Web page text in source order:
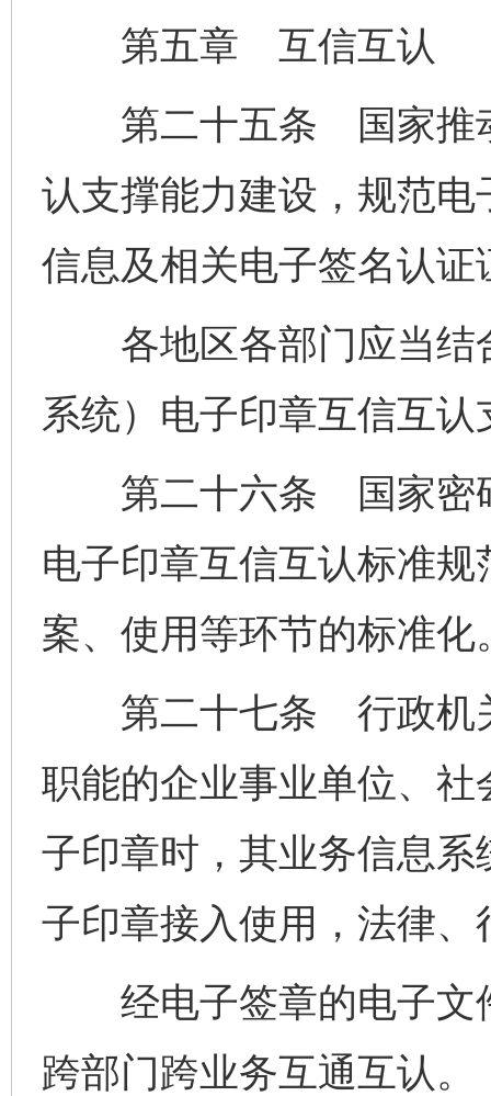
第五章 互信互认
第二十五条 国家推动
认支撑能力建设，规范
信息及相关电子签名认
各地区各部门应当结
系统）电子印章互信互
第二十六条 国家密码
电子印章互信互认标准
案、使用等环节的标准化
第二十七条 行政机关
职能的企业事业单位、
子印章时，其业务信息
子印章接入使用，法律
经电子签章的电子文
跨部门跨业务互通互认。